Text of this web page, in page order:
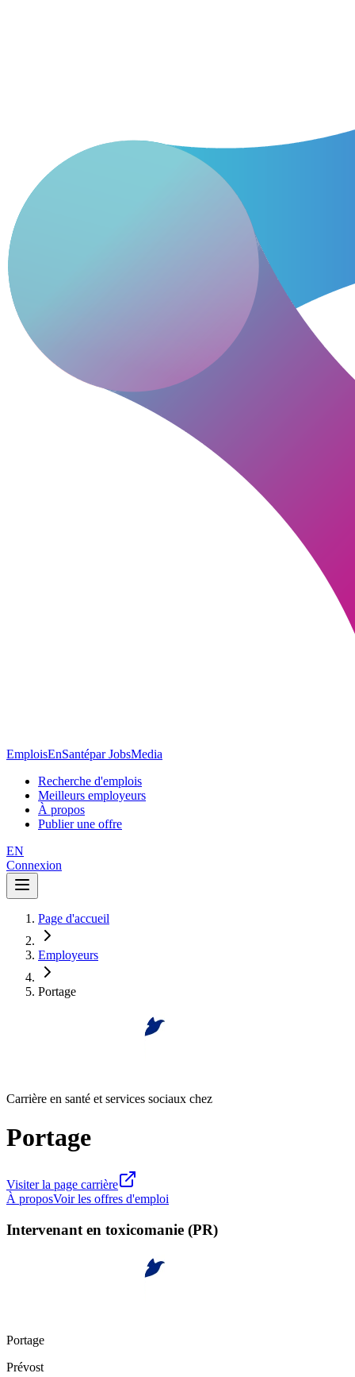
EmploisEnSantépar JobsMedia
Recherche d'emplois
Meilleurs employeurs
À propos
Publier une offre
EN
Connexion
Page d'accueil
Employeurs
Portage
Carrière en santé et services sociaux chez
Portage
Visiter la page carrière
À proposVoir les offres d'emploi
Intervenant en toxicomanie (PR)
Portage
Prévost